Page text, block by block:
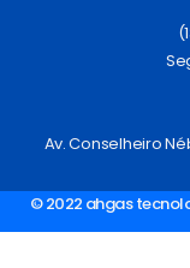
Av. Conselheiro
© 2022 ahgas